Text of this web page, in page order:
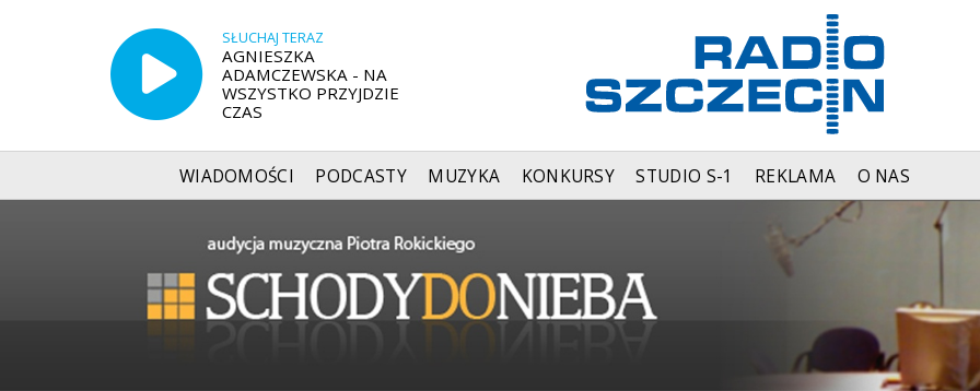
SŁUCHAJ TERAZ
AGNIESZKA
ADAMCZEWSKA - NA
WSZYSTKO PRZYJDZIE
CZAS
WIADOMOŚCI PODCASTY MUZYKA KONKURSY STUDIO S-1 REKLAMA O NAS